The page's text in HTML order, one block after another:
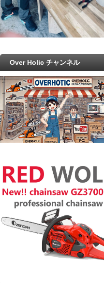
Over Holic チャンネル